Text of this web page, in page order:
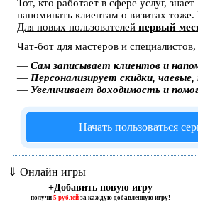
Тот, кто работает в сфере услуг,
напоминать клиентам о визитах
Для новых пользователей первый
Чат-бот для мастеров и
— Сам записывает клиентов и
— Персонализирует скидки,
— Увеличивает доходимость и
Начать пользоваться
⇓ Онлайн игры
+Добавить новую игру
получи 5 рублейза каждую добавленную игру!